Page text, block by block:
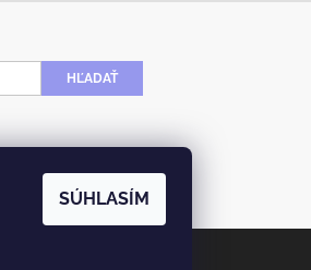
SÚHLASÍM